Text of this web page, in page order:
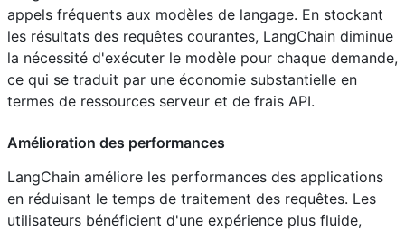
appels fréquents aux modèles de langage. En stockant
les résultats des requêtes courantes, LangChain diminue
la nécessité d'exécuter le modèle pour chaque demande,
ce qui se traduit par une économie substantielle en
termes de ressources serveur et de frais API.
Amélioration des performances
LangChain améliore les performances des applications
en réduisant le temps de traitement des requêtes. Les
utilisateurs bénéficient d'une expérience plus fluide,